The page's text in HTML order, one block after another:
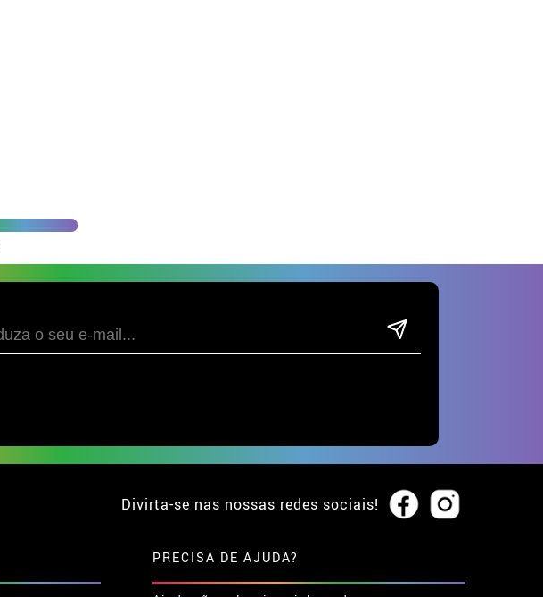
Divirta-se nas nossas redes sociais!
PRECISA DE AJUDA?